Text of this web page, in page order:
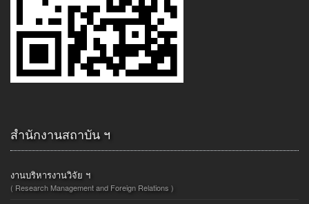
สำนักงานสถาบัน ฯ
งานบริหารงานวิจัย ฯ
( Research Management and Foreign Relations )